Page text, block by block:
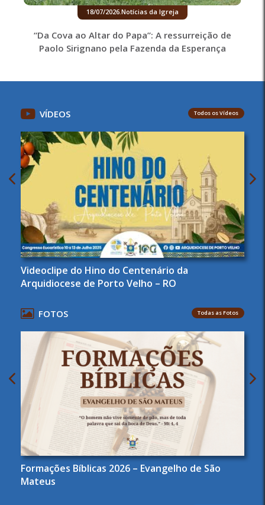
18/07/2026.Notícias da Igreja
“Da Cova ao Altar do Papa”: A ressurreição de
Paolo Sirignano pela Fazenda da Esperança
VÍDEOS Todos os Vídeos
Videoclipe do Hino do Centenário da
Arquidiocese de Porto Velho – RO
FOTOS Todas as Fotos
Formações Bíblicas 2026 – Evangelho de São
Mateus